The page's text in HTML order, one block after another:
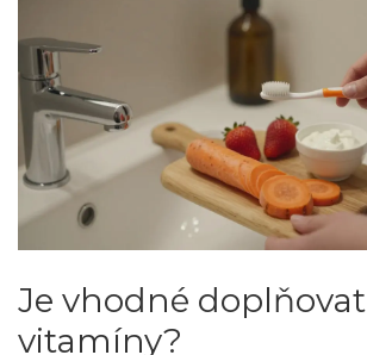
Je vhodné doplňovat
vitamíny?